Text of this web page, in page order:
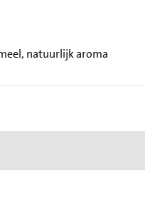
natuurlijk aroma